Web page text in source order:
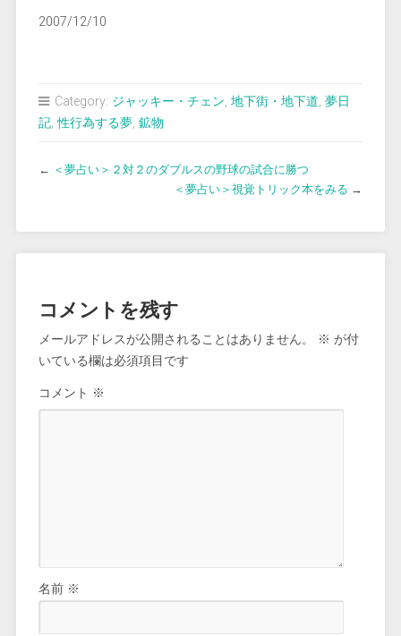
2007/12/10
Category: ジャッキー・チェン, 地下街・地下道, 夢日
記,性行為する夢, 鉱物
← ＜夢占い＞２対２のダブルスの野球の試合に勝つ
＜夢占い＞視覚トリック本をみる →
コメントを残す
メールアドレスが公開されることはありません。 ※ が付
いている欄は必須項目です
コメント ※
名前 ※